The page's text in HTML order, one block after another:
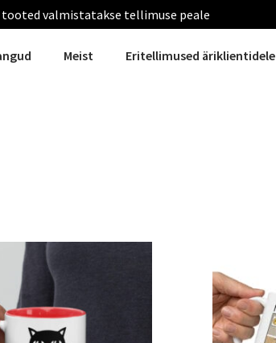
tooted valmistatakse tellimuse peale
Meist Eritellimused äriklientidele